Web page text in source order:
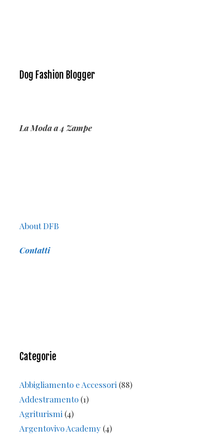
Dog Fashion Blogger
La Moda a 4 Zampe
About DFB
Contatti
Categorie
Abbigliamento e Accessori (88)
Addestramento (1)
Agriturismi (4)
Argentovivo Academy (4)